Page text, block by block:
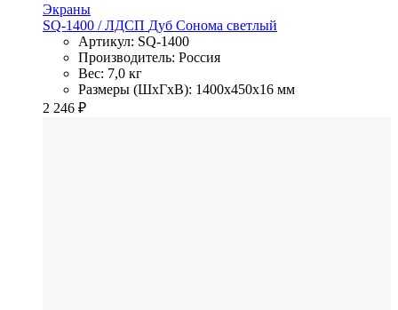
Экраны
SQ-1400 / ЛДСП Дуб Сонома светлый
Артикул: SQ-1400
Производитель: Россия
Вес: 7,0 кг
Размеры (ШхГхВ): 1400x450x16 мм
2 246 ₽